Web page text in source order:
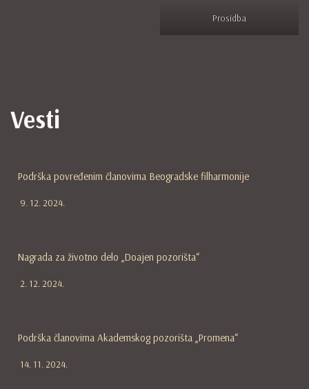
Prosidba
Vesti
Podrška povređenim članovima Beogradske filharmonije
9. 12. 2024.
Nagrada za životno delo „Doajen pozorišta“
2. 12. 2024.
Podrška članovima Akademskog pozorišta „Promena“
14. 11. 2024.